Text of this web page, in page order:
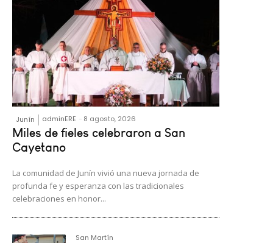
Junín adminERE - 8 agosto, 2026
Miles de fieles celebraron a San
Cayetano
La comunidad de Junín vivió una nueva jornada de
profunda fe y esperanza con las tradicionales
celebraciones en honor...
San Martín